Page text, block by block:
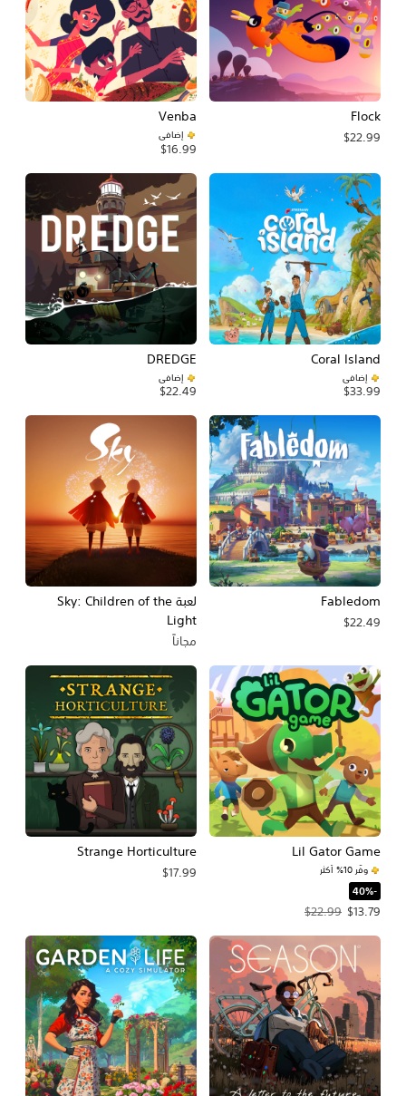
Flock
$22.99
Venba
إضافي
$16.99
Coral Island
إضافي
$33.99
DREDGE
إضافي
$22.49
Fabledom
$22.49
لعبة Sky: Children of the
Light
مجاناً
Lil Gator Game
وفّر 10% أكثر
‏-40%‏
$13.79
سعر العرض $13.79‏. السعر الأصلي، $22.99‏.
$22.99
Strange Horticulture
$17.99